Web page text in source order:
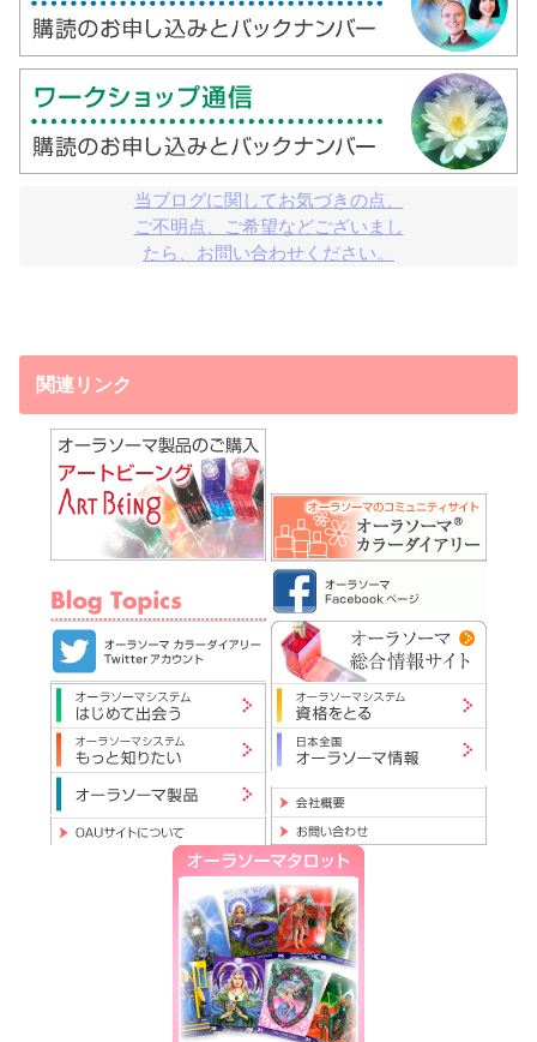
当ブログに関してお気づきの点、
ご不明点、ご希望などございまし
たら、お問い合わせください。
関連リンク